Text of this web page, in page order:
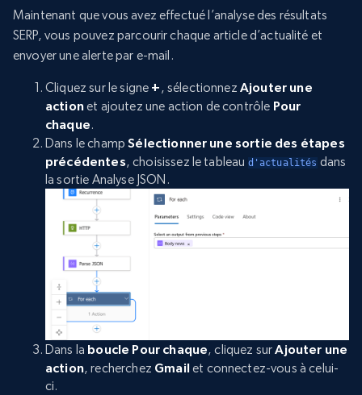
Maintenant que vous avez effectué l’analyse des résultats
SERP, vous pouvez parcourir chaque article d’actualité et
envoyer une alerte par e-mail.
Cliquez sur le signe +, sélectionnez Ajouter une
actionet ajoutez une action de contrôle Pour
chaque.
Dans le champSélectionner une sortie des étapes
précédentes, choisissez le tableau d'actualités dans
la sortie Analyse JSON.
Dans la boucle Pour chaque, cliquez surAjouter une
action, recherchez Gmailet connectez-vous à celui-
ci.